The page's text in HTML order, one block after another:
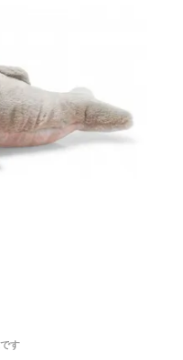
ですが、商品はきち
届けします。
のでお客様のご負担
「くまの小屋」さ
…」
様
男性）
で一番信用出来
す